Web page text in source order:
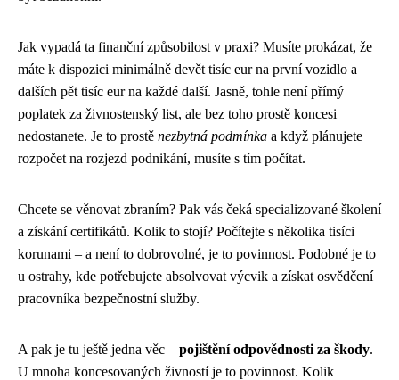
Jak vypadá ta finanční způsobilost v praxi? Musíte prokázat, že
máte k dispozici minimálně devět tisíc eur na první vozidlo a
dalších pět tisíc eur na každé další. Jasně, tohle není přímý
poplatek za živnostenský list, ale bez toho prostě koncesi
nedostanete. Je to prostě nezbytná podmínka a když plánujete
rozpočet na rozjezd podnikání, musíte s tím počítat.
Chcete se věnovat zbraním? Pak vás čeká specializované školení
a získání certifikátů. Kolik to stojí? Počítejte s několika tisíci
korunami – a není to dobrovolné, je to povinnost. Podobné je to
u ostrahy, kde potřebujete absolvovat výcvik a získat osvědčení
pracovníka bezpečnostní služby.
A pak je tu ještě jedna věc – pojištění odpovědnosti za škody.
U mnoha koncesovaných živností je to povinnost. Kolik